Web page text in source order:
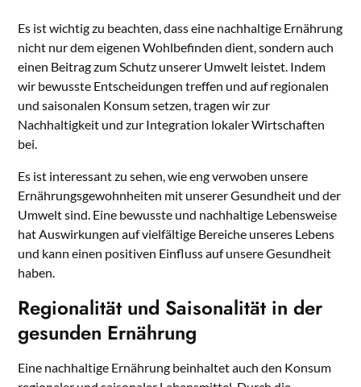
Es ist wichtig zu beachten, dass eine nachhaltige Ernährung
nicht nur dem eigenen Wohlbefinden dient, sondern auch
einen Beitrag zum Schutz unserer Umwelt leistet. Indem
wir bewusste Entscheidungen treffen und auf regionalen
und saisonalen Konsum setzen, tragen wir zur
Nachhaltigkeit und zur Integration lokaler Wirtschaften
bei.
Es ist interessant zu sehen, wie eng verwoben unsere
Ernährungsgewohnheiten mit unserer Gesundheit und der
Umwelt sind. Eine bewusste und nachhaltige Lebensweise
hat Auswirkungen auf vielfältige Bereiche unseres Lebens
und kann einen positiven Einfluss auf unsere Gesundheit
haben.
Regionalität und Saisonalität in der
gesunden Ernährung
Eine nachhaltige Ernährung beinhaltet auch den Konsum